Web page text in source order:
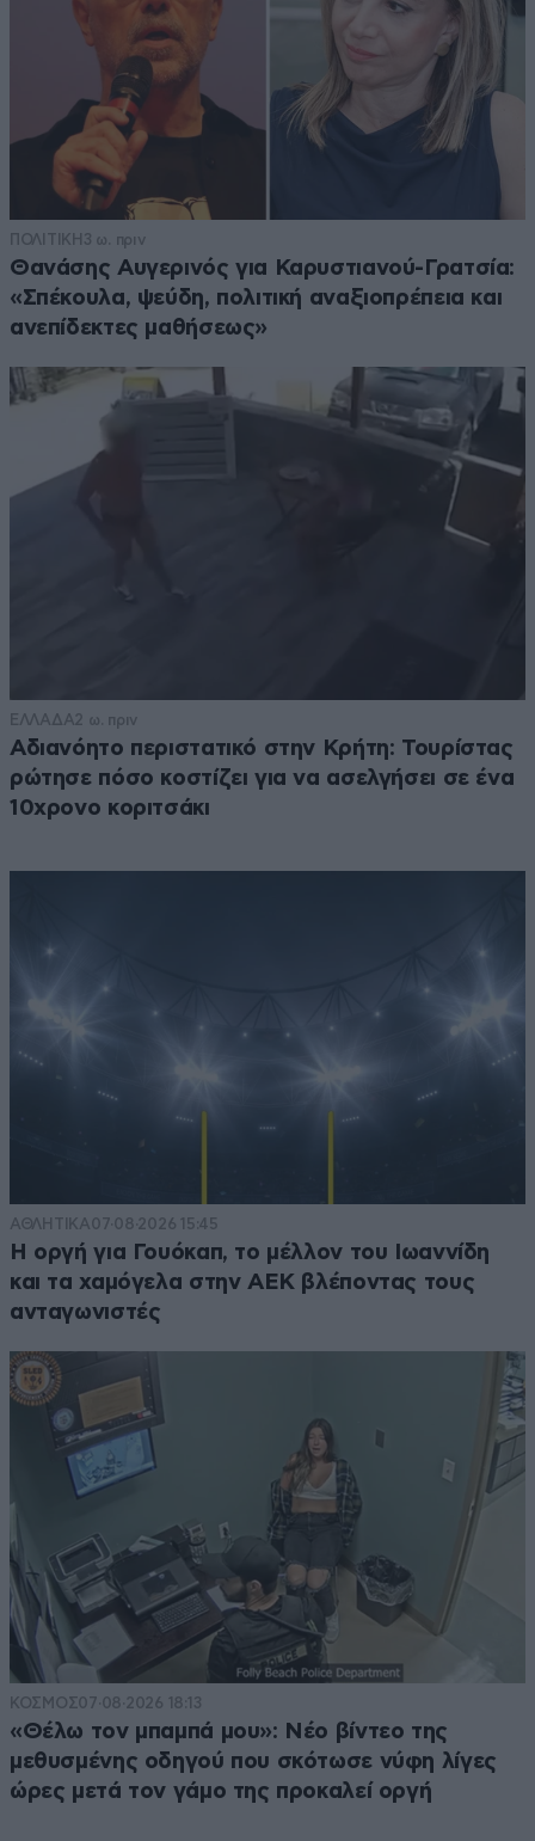
ΠΟΛΙΤΙΚΗ 3 ω. πριν
Θανάσης Αυγερινός για Καρυστιανού-Γρατσία:
«Σπέκουλα, ψεύδη, πολιτική αναξιοπρέπεια και
ανεπίδεκτες μαθήσεως»
ΕΛΛΑΔΑ2 ω. πριν
Αδιανόητο περιστατικό στην Κρήτη: Τουρίστας
ρώτησε πόσο κοστίζει για να ασελγήσει σε ένα
10χρονο κοριτσάκι
ΑΘΛΗΤΙΚΑ07·08·2026 15:45
Η οργή για Γουόκαπ, το μέλλον του Ιωαννίδη
και τα χαμόγελα στην ΑΕΚ βλέποντας τους
ανταγωνιστές
ΚΟΣΜΟΣ07·08·2026 18:13
«Θέλω τον μπαμπά μου»: Νέο βίντεο της
μεθυσμένης οδηγού που σκότωσε νύφη λίγες
ώρες μετά τον γάμο της προκαλεί οργή